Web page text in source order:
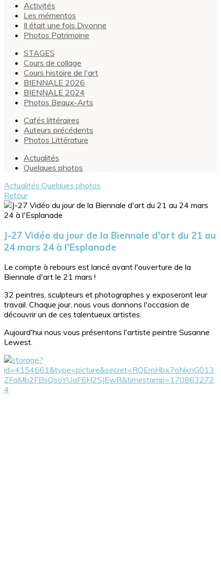
Activités
Les mémentos
Il était une fois Divonne
Photos Patrimoine
STAGES
Cours de collage
Cours histoire de l'art
BIENNALE 2026
BIENNALE 2024
Photos Beaux-Arts
Cafés littéraires
Auteurs précédents
Photos Littérature
Actualités
Quelques photos
Actualités Quelques photos
Retour
J-27 Vidéo du jour de la Biennale d'art du 21 au
24 mars 24 à l'Esplanade
Le compte à rebours est lancé avant l'ouverture de la
Biennale d'art le 21 mars !
32 peintres, sculpteurs et photographes y exposeront leur
travail. Chaque jour, nous vous donnons l'occasion de
découvrir un de ces talentueux artistes.
Aujourd'hui nous vous présentons l'artiste peintre Susanne
Lewest.